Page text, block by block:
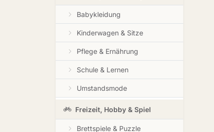
Babykleidung
Kinderwagen & Sitze
Pflege & Ernährung
Schule & Lernen
Umstandsmode
Freizeit, Hobby & Spiel
Brettspiele & Puzzle